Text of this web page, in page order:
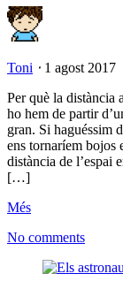
Toni ⋅ 1 agost 2017
Per què la distància
ho hem de partir
gran. Si haguéssim
ens tornaríem bojos
distància de l’espai
[…]
Més
No comments